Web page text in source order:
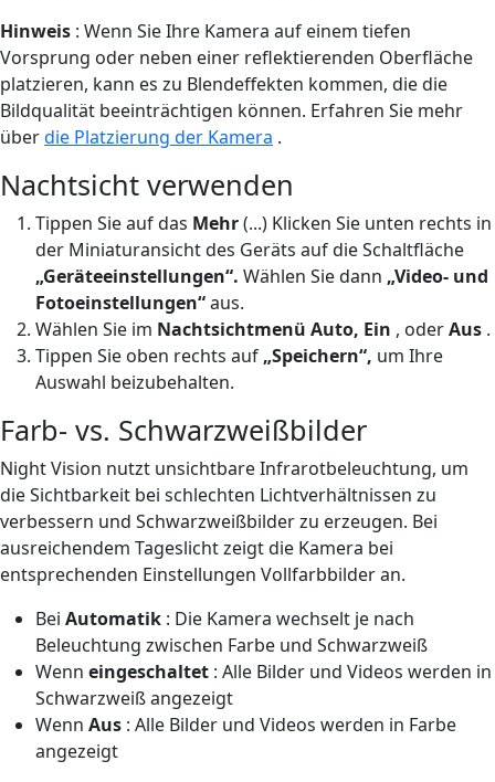
Hinweis : Wenn Sie Ihre Kamera auf einem tiefen
Vorsprung oder neben einer reflektierenden Oberfläche
platzieren, kann es zu Blendeffekten kommen, die die
Bildqualität beeinträchtigen können. Erfahren Sie mehr
überdie Platzierung der Kamera .
Nachtsicht verwenden
Tippen Sie auf das Mehr(...) Klicken Sie unten rechts in
der Miniaturansicht des Geräts auf die Schaltfläche
„Geräteeinstellungen“. Wählen Sie dann „Video- und
Fotoeinstellungen“aus.
Wählen Sie im Nachtsichtmenü Auto, Ein , oderAus .
Tippen Sie oben rechts auf „Speichern“, um Ihre
Auswahl beizubehalten.
Farb- vs. Schwarzweißbilder
Night Vision nutzt unsichtbare Infrarotbeleuchtung, um
die Sichtbarkeit bei schlechten Lichtverhältnissen zu
verbessern und Schwarzweißbilder zu erzeugen. Bei
ausreichendem Tageslicht zeigt die Kamera bei
entsprechenden Einstellungen Vollfarbbilder an.
Bei Automatik : Die Kamera wechselt je nach
Beleuchtung zwischen Farbe und Schwarzweiß
Wenn eingeschaltet : Alle Bilder und Videos werden in
Schwarzweiß angezeigt
Wenn Aus : Alle Bilder und Videos werden in Farbe
angezeigt